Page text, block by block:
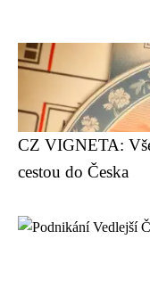
CZ VIGNETA:
cestou do Česka